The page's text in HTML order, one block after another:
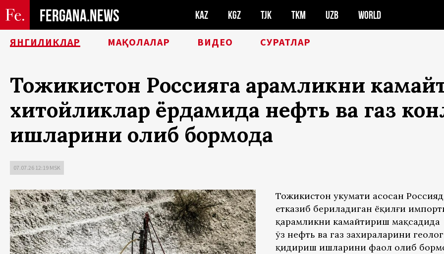
FERGANA.NEWS KAZ KGZ TJK TKM UZB WORLD
ЯНГИЛИКЛАР МАҚОЛАЛАР ВИДЕО СУРАТЛАР
Тожикистон Россияга қарамликни
хитойликлар ёрдамида нефть ва газ
ишларини олиб бормоқда
07.07.26 12:19 MSK
Тожикистон ҳукумати асосан
етказиб бериладиган ёқилғи
қарамликни камайтириш мақсадида
ўз нефть ва газ захираларини
қидириш ишларини фаол олиб